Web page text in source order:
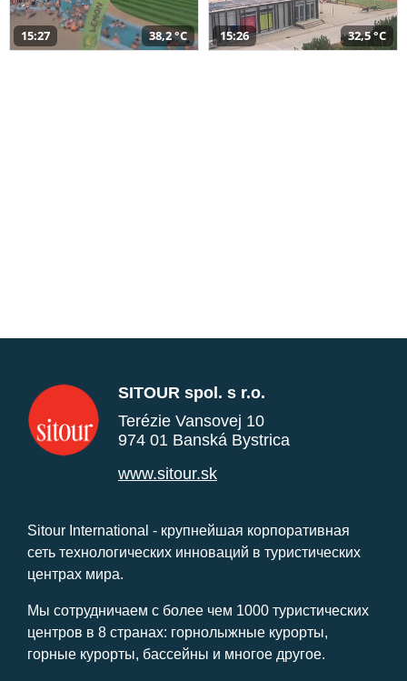
15:27 38,2 °C 15:26 32,5 °C
SITOUR spol. s r.o.
Terézie Vansovej 10
974 01 Banská Bystrica
www.sitour.sk
Sitour International - крупнейшая корпоративная
сеть технологических инноваций в туристических
центрах мира.
Мы сотрудничаем с более чем 1000 туристических
центров в 8 странах: горнолыжные курорты,
горные курорты, бассейны и многое другое.